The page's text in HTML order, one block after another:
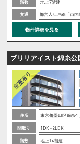
階数
地上7階建
交通
都営大江戸線「両国
物件詳細を見る
ブリリアイスト錦糸公
住所
東京都墨田区錦糸4
間取り
1DK - 2LDK
階数
地上14階建